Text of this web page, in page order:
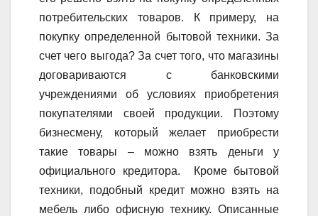
потребительских товаров. К примеру, на
покупку определенной бытовой техники. За
счет чего выгода? За счет того, что магазины
договариваются с банковскими
учреждениями об условиях приобретения
покупателями своей продукции. Поэтому
бизнесмену, который желает приобрести
такие товары – можно взять деньги у
официального кредитора. Кроме бытовой
техники, подобный кредит можно взять на
мебель либо офисную технику. Описанные